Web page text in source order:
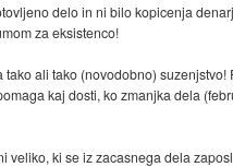
delo in ni bilo kopicenja
za eksistenco!
ali tako (novodobno)
kaj dosti, ko zmanjka dela
veliko, ki se iz zacasnega dela